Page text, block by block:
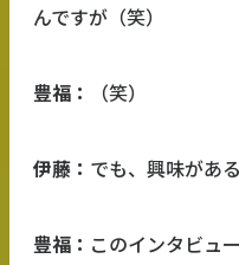
んですが（笑）
豊福： （笑）
伊藤： でも、興味があ
豊福： このインタビュ